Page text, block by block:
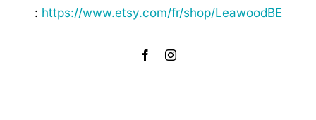
: https://www.etsy.com/fr/shop/LeawoodBE